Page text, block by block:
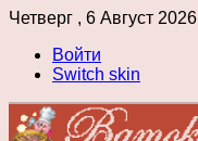
Четверг , 6 Август 2026
Войти
Switch skin